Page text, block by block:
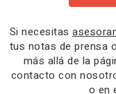
Si necesitas
tus notas de prensa o
más allá de la
contacto con
o en